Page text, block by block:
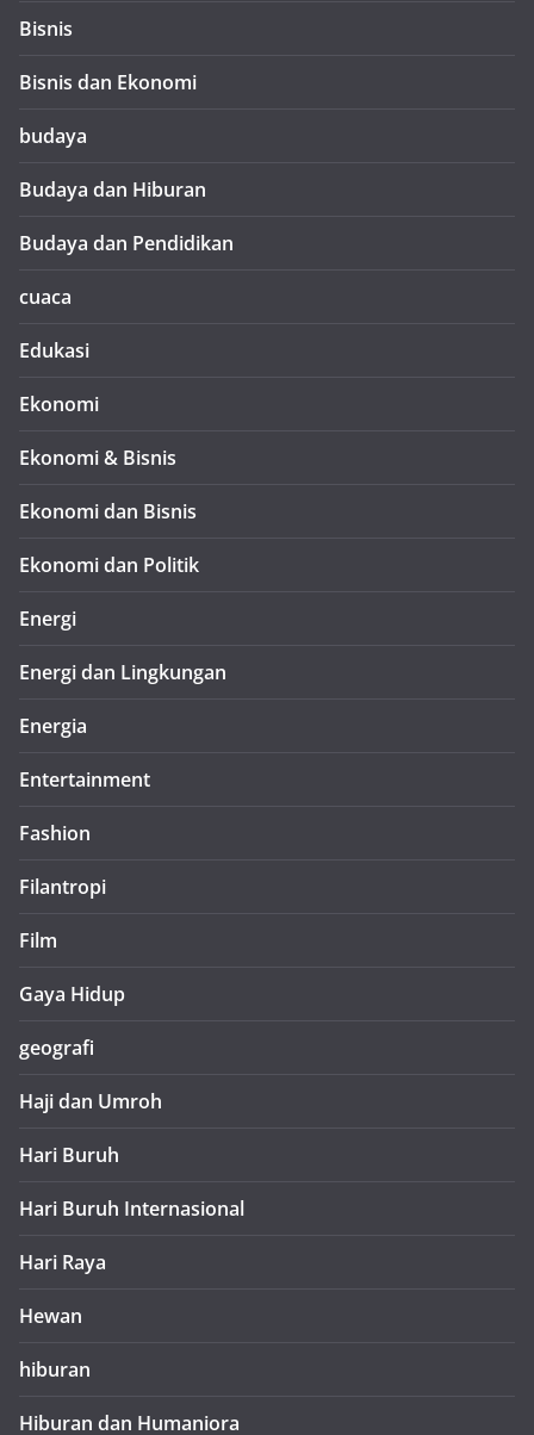
Bisnis
Bisnis dan Ekonomi
budaya
Budaya dan Hiburan
Budaya dan Pendidikan
cuaca
Edukasi
Ekonomi
Ekonomi & Bisnis
Ekonomi dan Bisnis
Ekonomi dan Politik
Energi
Energi dan Lingkungan
Energia
Entertainment
Fashion
Filantropi
Film
Gaya Hidup
geografi
Haji dan Umroh
Hari Buruh
Hari Buruh Internasional
Hari Raya
Hewan
hiburan
Hiburan dan Humaniora